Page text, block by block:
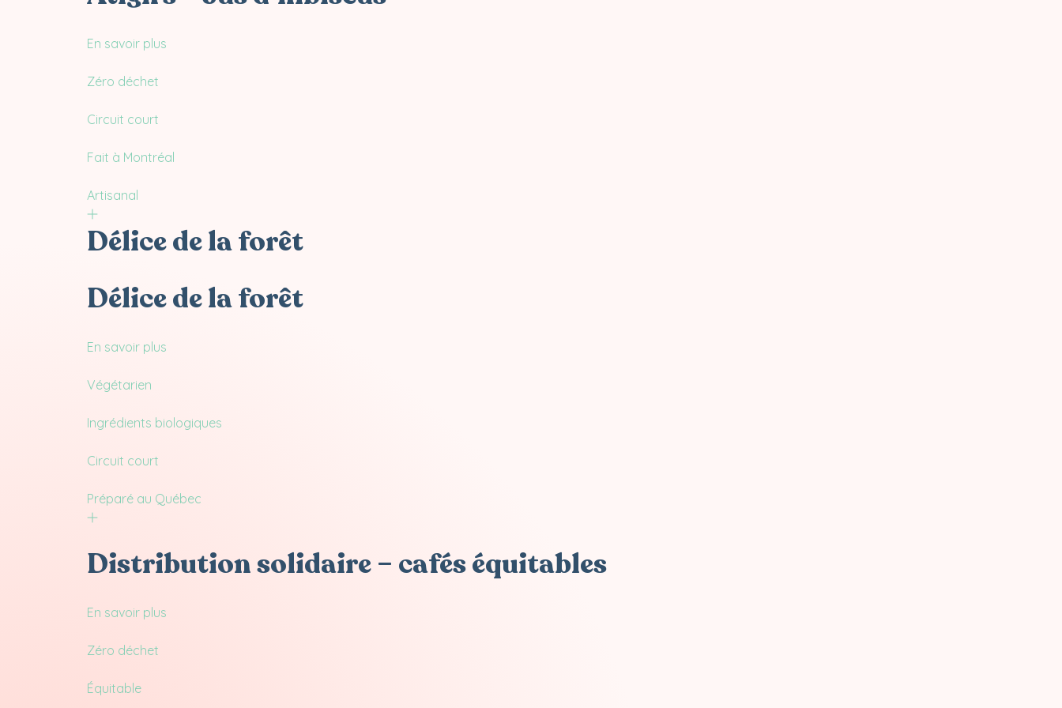
En savoir plus
Zéro déchet
Circuit court
Fait à Montréal
Artisanal
Délice de la forêt
Délice de la forêt
En savoir plus
Végétarien
Ingrédients biologiques
Circuit court
Préparé au Québec
Distribution solidaire – cafés équitables
En savoir plus
Zéro déchet
Équitable